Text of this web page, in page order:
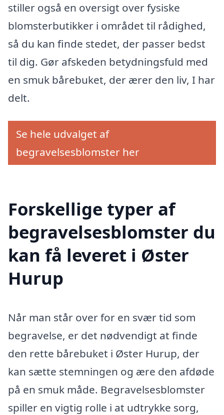
stiller også en oversigt over fysiske
blomsterbutikker i området til rådighed,
så du kan finde stedet, der passer bedst
til dig. Gør afskeden betydningsfuld med
en smuk bårebuket, der ærer den liv, I har
delt.
Se hele udvalget af
begravelsesblomster her
Forskellige typer af
begravelsesblomster du
kan få leveret i Øster
Hurup
Når man står over for en svær tid som
begravelse, er det nødvendigt at finde
den rette bårebuket i Øster Hurup, der
kan sætte stemningen og ære den afdøde
på en smuk måde. Begravelsesblomster
spiller en vigtig rolle i at udtrykke sorg,